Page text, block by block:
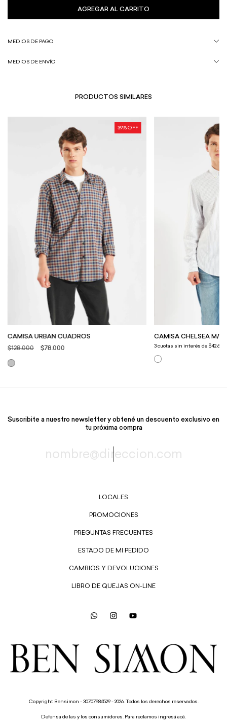
MEDIOS DE PAGO
MEDIOS DE ENVÍO
PRODUCTOS SIMILARES
39% OFF
CAMISA URBAN CUADROS
$128.000
$78.000
CAMISA CHELSEA M/L
3 cuotas sin interés de
Suscribite a nuestro newsletter y obtené un descuento exclusivo en
tu próxima compra
LOCALES
PROMOCIONES
PREGUNTAS FRECUENTES
ESTADO DE MI PEDIDO
CAMBIOS Y DEVOLUCIONES
LIBRO DE QUEJAS ON-LINE
Copyright Bensimon - 30707986529 - 2026. Todos los derechos reservados.
Defensa de las y los consumidores. Para reclamos ingresá acá.